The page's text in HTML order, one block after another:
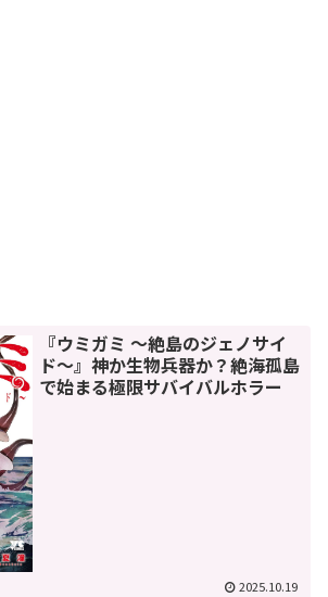
『ウミガミ 〜絶島のジェノサイ
ド〜』神か生物兵器か？絶海孤島
で始まる極限サバイバルホラー
2025.10.19